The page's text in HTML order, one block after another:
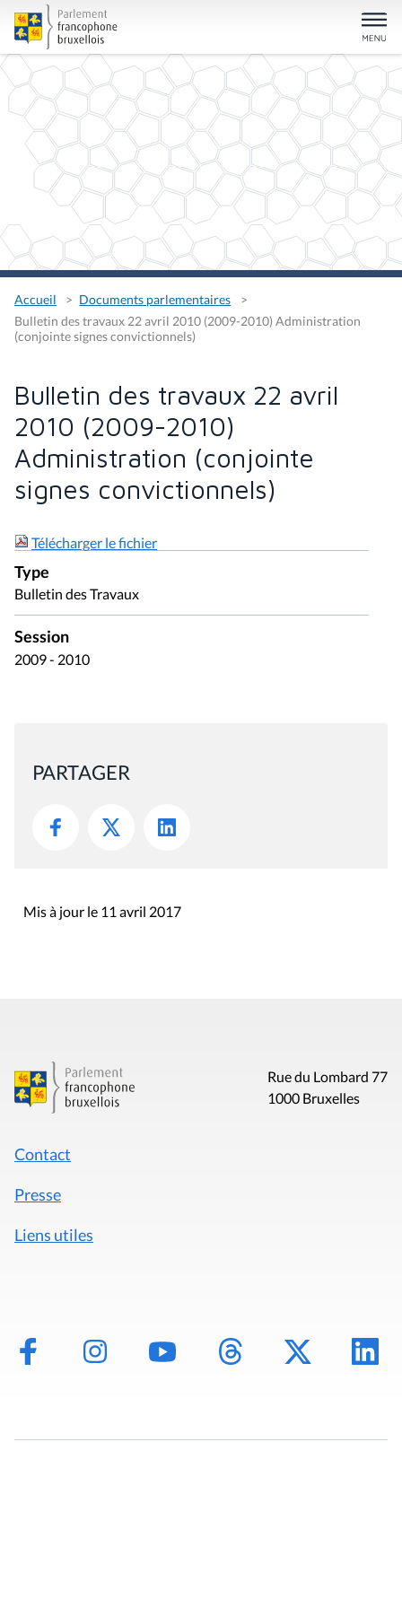
Accueil
Documents parlementaires
Bulletin des travaux 22 avril 2010 (2009-2010) Administration
(conjointe signes convictionnels)
Bulletin des travaux 22 avril
2010 (2009-2010)
Administration (conjointe
signes convictionnels)
Télécharger le fichier
Type
Bulletin des Travaux
Session
2009 - 2010
PARTAGER
Mis à jour le 11 avril 2017
Rue du Lombard 77
1000 Bruxelles
Contact
Presse
Liens utiles